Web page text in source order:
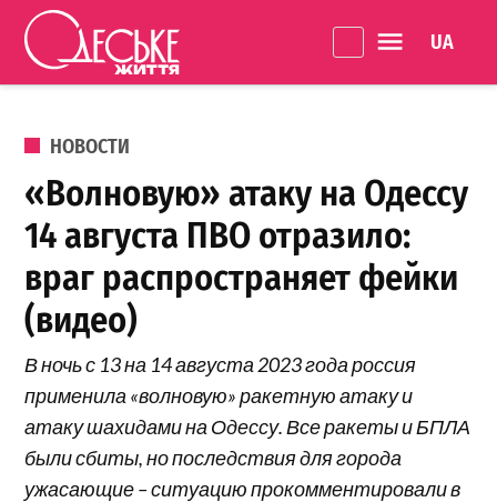
Перейти к содержанию
життя
ОПУБЛИКОВАНО В
НОВОСТИ
«Волновую» атаку на Одессу
14 августа ПВО отразило:
враг распространяет фейки
(видео)
В ночь с 13 на 14 августа 2023 года россия
применила «волновую» ракетную атаку и
атаку шахидами на Одессу. Все ракеты и БПЛА
были сбиты, но последствия для города
ужасающие – ситуацию прокомментировали в